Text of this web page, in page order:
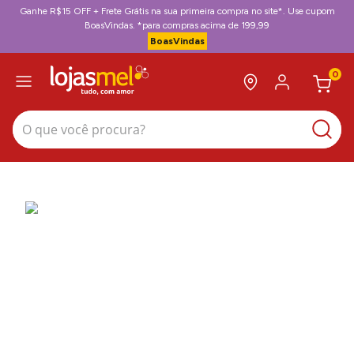
Ganhe R$15 OFF + Frete Grátis na sua primeira compra no site*. Use cupom
BoasVindas. *para compras acima de 199,99
BoasVindas
0
O que você procura?